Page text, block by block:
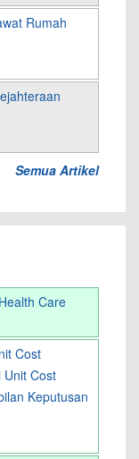
Rumah
Semua Artikel
Care
Cost
Unit Cost
Keputusan